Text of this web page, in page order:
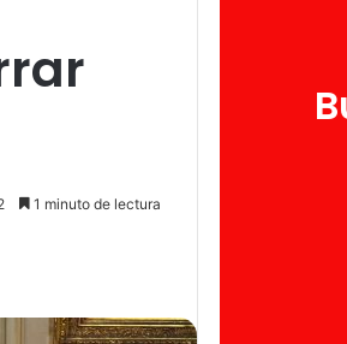
1 minuto de lectura